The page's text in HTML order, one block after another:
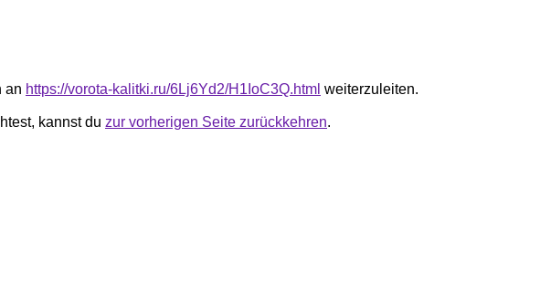
an https://vorota-kalitki.ru/6Lj6Yd2/H1IoC3Q.html weiterzuleiten.
kannst du zur vorherigen Seite zurückkehren.